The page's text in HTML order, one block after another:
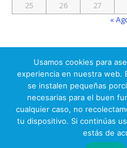
25
26 27
«
© 2026
IPS
Usamos cookies para
experiencia en nuestra web.
se instalen pequeñas
necesarias para el buen
cualquier caso, no
tu dispositivo. Si continúas
estás de